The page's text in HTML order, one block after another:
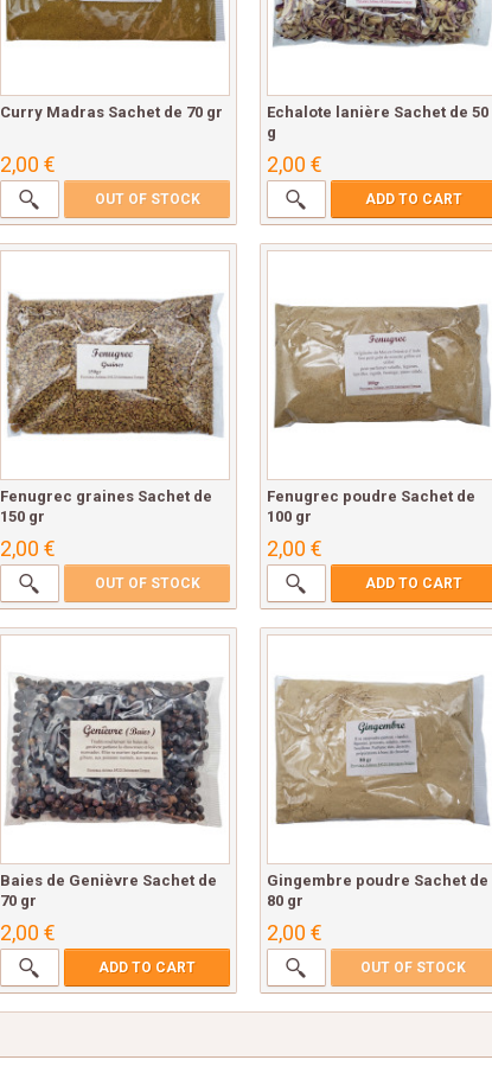
Curry Madras Sachet de 70 gr
2,00 €
OUT OF STOCK
Echalote lanière Sachet de 50
g
2,00 €
ADD TO CART
Fenugrec graines Sachet de
150 gr
2,00 €
OUT OF STOCK
Fenugrec poudre Sachet de
100 gr
2,00 €
ADD TO CART
Baies de Genièvre Sachet de
70 gr
2,00 €
ADD TO CART
Gingembre poudre Sachet de
80 gr
2,00 €
OUT OF STOCK